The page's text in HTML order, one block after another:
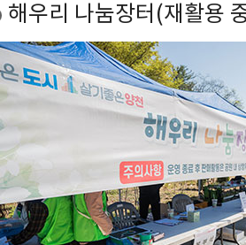
해우리 나눔장터(재활용